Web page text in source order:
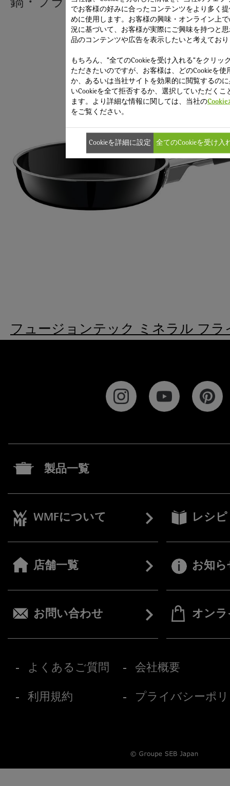
鍋・フライパンシリーズです。
フュージョンテック ミネラル フラ
製品一覧
WMFについて レシピ
店舗一覧 お知ら
お問い合わせ オン
よくあるご質問 会社概要
利用規約 プライバシーポ
でお客様の好みに合ったコンテンツをより多く
めに使用します。お客様の興味・オンライン上
況に基づいて、お客様が実際にご興味を持つと
品のコンテンツや広告を表示したいと考えてお
もちろん、”全てのCookieを受け入れる”をクリッ
ただきたいのですが、お客様は、どのCookieを使
か、あるいは当社サイトを効果的に閲覧するの
いCookieを全て拒否するか、選択していただくこ
ます。より詳細な情報に関しては、当社の
をご覧ください。
Cookieを詳細に設定 全てのCookieを受け入